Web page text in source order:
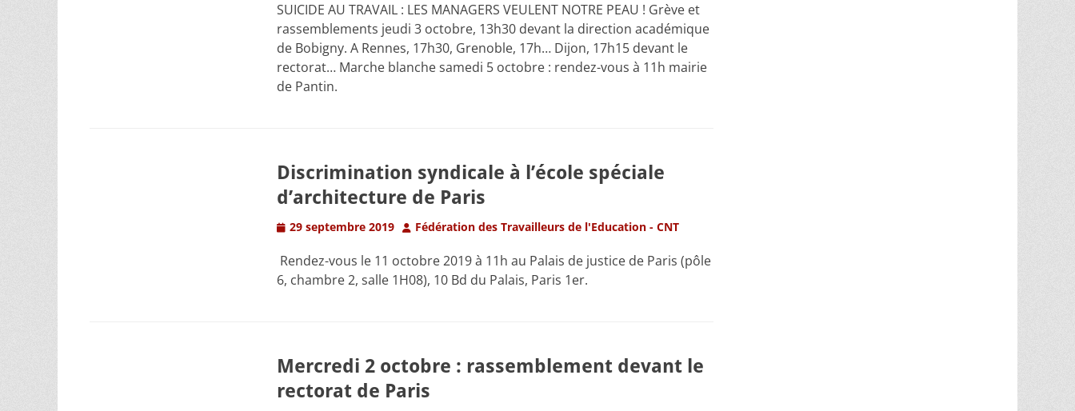
SUICIDE AU TRAVAIL : LES MANAGERS VEULENT NOTRE PEAU ! Grève et
rassemblements jeudi 3 octobre, 13h30 devant la direction académique
de Bobigny. A Rennes, 17h30, Grenoble, 17h… Dijon, 17h15 devant le
rectorat… Marche blanche samedi 5 octobre : rendez-vous à 11h mairie
de Pantin.
Discrimination syndicale à l’école spéciale
d’architecture de Paris
Posted
29 septembre 2019 Author
Fédération des Travailleurs de l'Education - CNT
Rendez-vous le 11 octobre 2019 à 11h au Palais de justice de Paris (pôle
6, chambre 2, salle 1H08), 10 Bd du Palais, Paris 1er.
Mercredi 2 octobre : rassemblement devant le
rectorat de Paris